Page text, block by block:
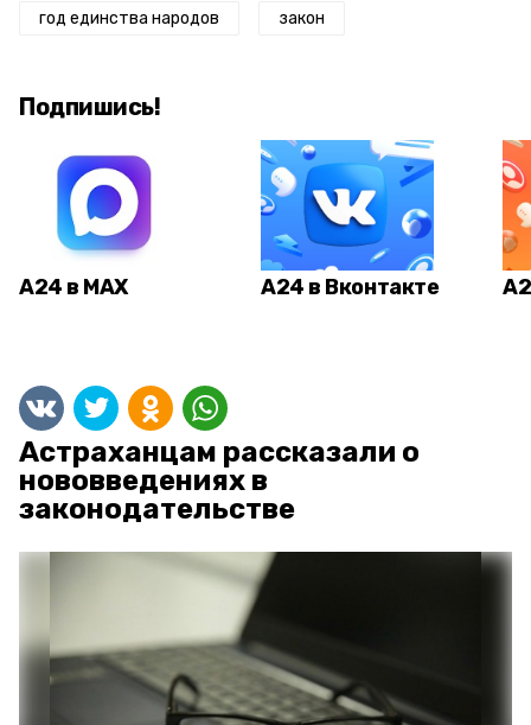
год единства народов закон
Подпишись!
А24 в MAX А24 в Вконтакте
Астраханцам рассказали о
нововведениях в
законодательстве